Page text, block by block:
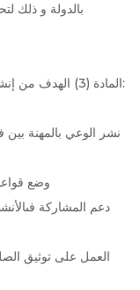
بالدولة و ذلك
المادة (3) الهدف من إنشاء شعبة العلاج الطبيعي هو تحقيق الأهداف الآتية:
3.3 وضع